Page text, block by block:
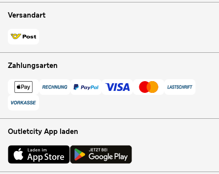
Versandart
Zahlungsarten
Outletcity App laden